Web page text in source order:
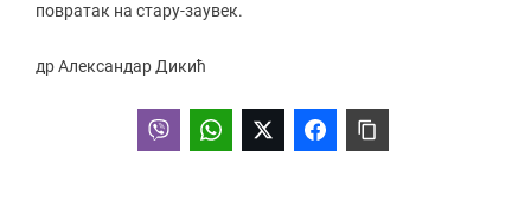
повратак на стару-заувек.
др Александар Дикић